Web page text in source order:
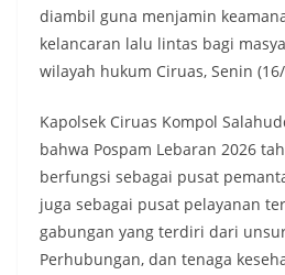
diambil guna menjamin
kelancaran lalu lintas bagi
wilayah hukum Ciruas, Senin
Kapolsek Ciruas Kompol
bahwa Pospam Lebaran 2026
berfungsi sebagai pusat
juga sebagai pusat pelayanan
gabungan yang terdiri dari
Perhubungan, dan tenaga